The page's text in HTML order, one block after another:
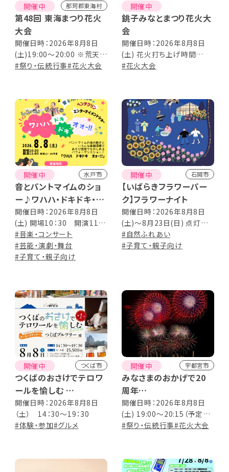
開催中 那珂郡東海村
第48回 東海まつり花火
大会
開催日時：2026年8月8日
(土)19:00～20:00 ※荒天
時、翌日8月9日(日)に順延
#祭り・伝統行事#花火大会
開催中
銚子みなとまつり花火大
会
開催日時：2026年8月8日
(土) 花火打ち上げ時間
19:30～20:20 ※荒天時、8
#花火大会
開催中 水戸市
音とパントマイムのショ
ー♪ワハハ・ドキドキ・オ
ォー!!
開催日時：2026年8月8日
(土) 開場10：30 開演11：
00 上演時間 ：約50分
#音楽・コンサート
#芸能・演劇・舞台
#子育て・親子向け
開催中 石岡市
【いばらきフラワーパー
ク】フラワーナイト
開催日時：2026年8月8日
(土)～8月23日(日) 点灯
18:00 ※開園時間13:00～
20:30(最終入園20:00)
#自然ふれあい
#子育て・親子向け
開催中 つくば市
つくばのおさけでテロワ
ールを愉しむ
メーカーズディナー つく
ばブルワリー編
開催日時：2026年8月8日
（土） 14：30～19：30
#体験・参加#グルメ
開催中 宇都宮市
みなさまのおかげで20
周年
2026うつのみや花火大
会
開催日時：2026年8月8日
(土) 19:00～20:15（予定）
※雨天決行、荒天時は
#祭り・伝統行事#花火大会